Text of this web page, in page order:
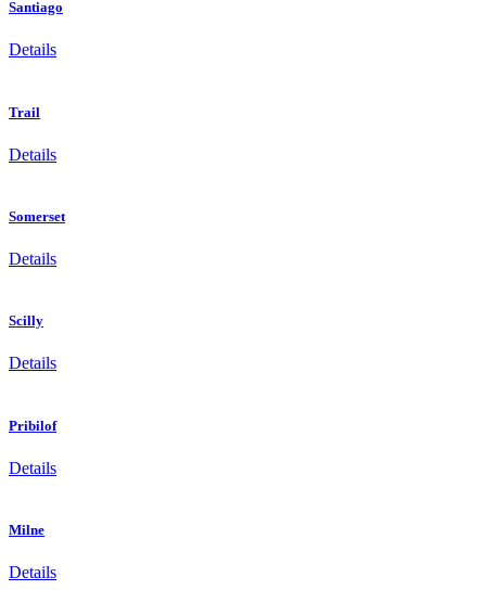
Santiago
Details
Trail
Details
Somerset
Details
Scilly
Details
Pribilof
Details
Milne
Details